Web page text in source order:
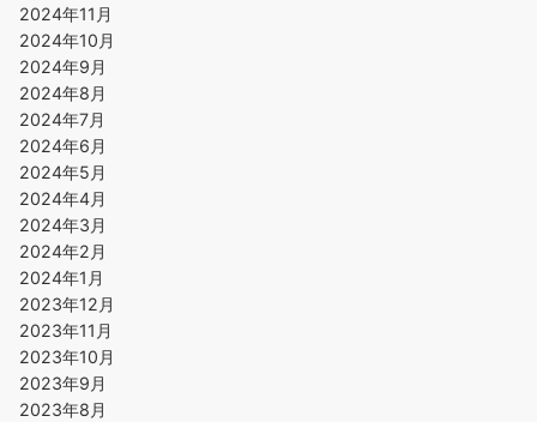
2024年11月
2024年10月
2024年9月
2024年8月
2024年7月
2024年6月
2024年5月
2024年4月
2024年3月
2024年2月
2024年1月
2023年12月
2023年11月
2023年10月
2023年9月
2023年8月